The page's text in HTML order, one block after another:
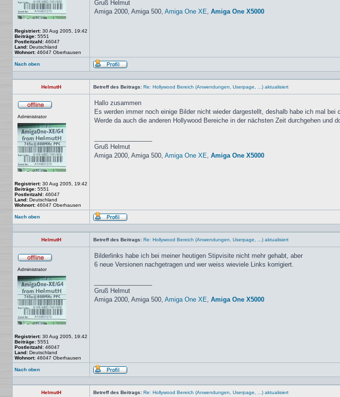
Registriert: 30 Aug 2005, 19:42
Beiträge: 5551
Postleitzahl: 46047
Land: Deutschland
Wohnort: 46047 Oberhausen
Gruß Helmut
Amiga 2000, Amiga 500, Amiga One XE, Amiga One X5000
Nach oben
Profil
HelmutH
Betreff des Beitrags: Re: Hollywood Bereich (Anwendungen, Userpage, ...) aktualisiert
Administrator
Registriert: 30 Aug 2005, 19:42
Beiträge: 5551
Postleitzahl: 46047
Land: Deutschland
Wohnort: 46047 Oberhausen
Hallo zusammen
Es werden immer noch einige Bilder nicht wieder dargestellt, deshalb habe ich mal
Werde da auch die anderen Hollywood Bereiche in der nächsten Zeit durchgehen und
Gruß Helmut
Amiga 2000, Amiga 500, Amiga One XE, Amiga One X5000
Nach oben
Profil
HelmutH
Betreff des Beitrags: Re: Hollywood Bereich (Anwendungen, Userpage, ...) aktualisiert
Administrator
Registriert: 30 Aug 2005, 19:42
Beiträge: 5551
Postleitzahl: 46047
Land: Deutschland
Wohnort: 46047 Oberhausen
Bilderlinks habe ich bei meiner heutigen Stipvisite nicht mehr gehabt, aber
6 neue Versionen nachgetragen und wer weiss wieviele Links korrigiert.
Gruß Helmut
Amiga 2000, Amiga 500, Amiga One XE, Amiga One X5000
Nach oben
Profil
HelmutH
Betreff des Beitrags: Re: Hollywood Bereich (Anwendungen, Userpage, ...) aktualisiert